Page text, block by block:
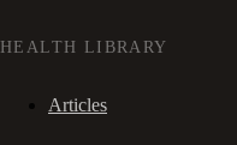
HEALTH LIBRARY
Articles